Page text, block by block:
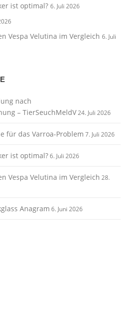
ist optimal? 6. Juli 2026
Vespa Velutina im Vergleich 6. Juli
nach
– TierSeuchMeldV24. Juli 2026
für das Varroa-Problem 7. Juli 2026
ist optimal?6. Juli 2026
Vespa Velutina im Vergleich 28.
Anagram 6. Juni 2026